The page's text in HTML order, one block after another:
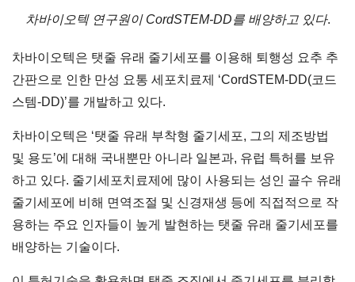
차바이오텍 연구원이 CordSTEM-DD를 배양하고 있다.
차바이오텍은 탯줄 유래 줄기세포를 이용해 퇴행성 요추 추
간판으로 인한 만성 요통 세포치료제 ‘CordSTEM-DD(코드
스템-DD)’를 개발하고 있다.
차바이오텍은 ‘탯줄 유래 부착형 줄기세포, 그의 제조방법
및 용도’에 대해 국내뿐만 아니라 일본과, 유럽 특허를 보유
하고 있다. 줄기세포치료제에 많이 사용되는 성인 골수 유래
줄기세포에 비해 면역조절 및 신경재생 등에 직접적으로 작
용하는 주요 인자들이 높게 발현하는 탯줄 유래 줄기세포를
배양하는 기술이다.